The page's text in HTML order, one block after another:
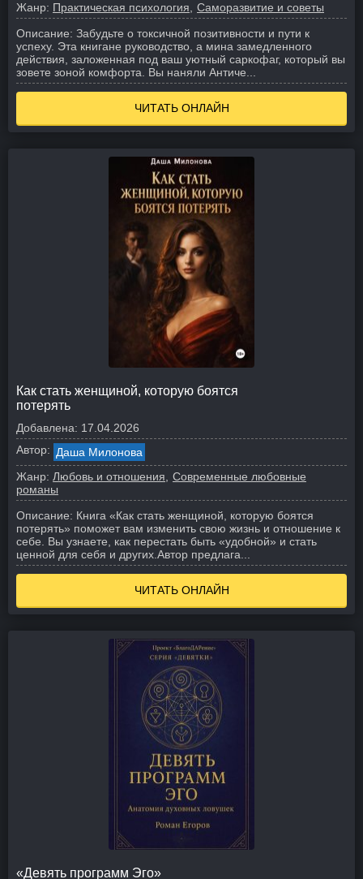
Жанр: Практическая психология
Саморазвитие и советы
Описание: Забудьте о токсичной позитивности и пути к
успеху. Эта книгане руководство, а мина замедленного
действия, заложенная под ваш уютный саркофаг, который вы
зовете зоной комфорта. Вы наняли Античе...
ЧИТАТЬ ОНЛАЙН
Как стать женщиной, которую боятся
потерять
Добавлена: 17.04.2026
Автор: Даша Милонова
Жанр: Любовь и отношения
Современные любовные
романы
Описание: Книга «Как стать женщиной, которую боятся
потерять» поможет вам изменить свою жизнь и отношение к
себе. Вы узнаете, как перестать быть «удобной» и стать
ценной для себя и других.Автор предлага...
ЧИТАТЬ ОНЛАЙН
«Девять программ Эго»